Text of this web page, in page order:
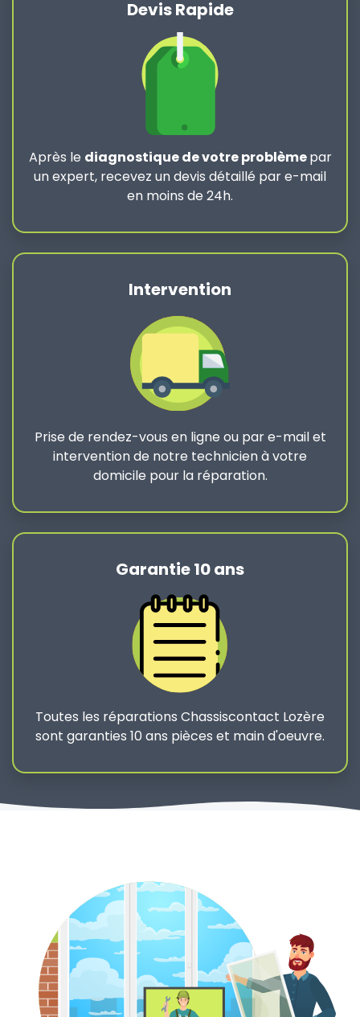
Devis Rapide
Après le diagnostique de votre problèmepar
un expert, recevez un devis détaillé par e-mail
en moins de 24h.
Intervention
Prise de rendez-vous en ligne ou par e-mail et
intervention de notre technicien à votre
domicile pour la réparation.
Garantie 10 ans
Toutes les réparations Chassiscontact Lozère
sont garanties 10 ans pièces et main d'oeuvre.